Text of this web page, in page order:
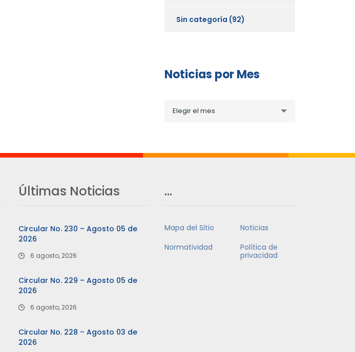
Sin categoría (92)
Noticias por Mes
porElegir el mes
Últimas Noticias
Circular No. 230 – Agosto 05 de
2026
6 agosto, 2026
Circular No. 229 – Agosto 05 de
2026
6 agosto, 2026
Circular No. 228 – Agosto 03 de
2026
…
Mapa del Sitio
Noticias
Normatividad
Política de
privacidad